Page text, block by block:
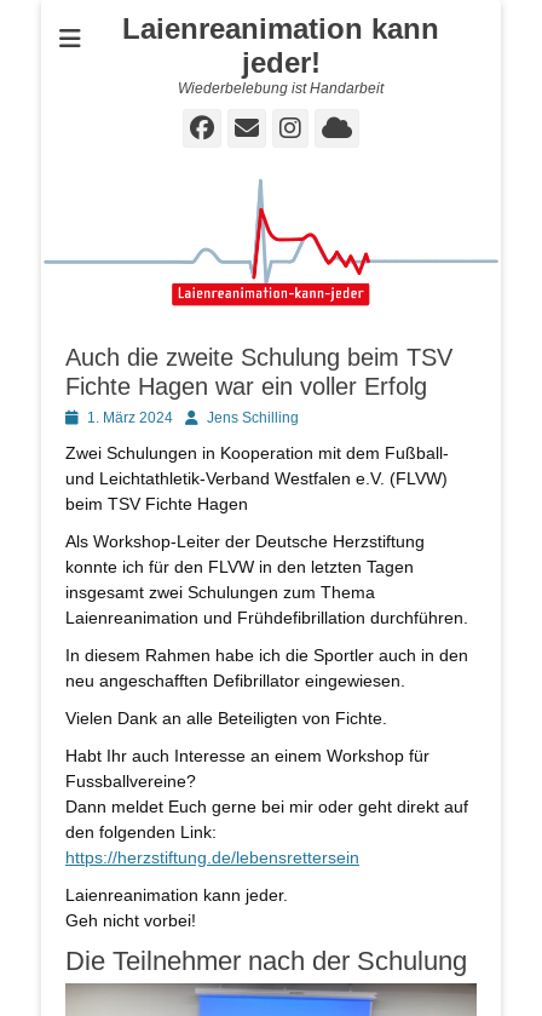
Laienreanimation kann
jeder!
Wiederbelebung ist Handarbeit
Facebook
E-
Instagram
Cloud
Auch die zweite Schulung beim TSV
Fichte Hagen war ein voller Erfolg
Posted1. März 2024 AutorJens Schilling
Zwei Schulungen in Kooperation mit dem Fußball-
und Leichtathletik-Verband Westfalen e.V. (FLVW)
beim TSV Fichte Hagen
Als Workshop-Leiter der Deutsche Herzstiftung
konnte ich für den FLVW in den letzten Tagen
insgesamt zwei Schulungen zum Thema
Laienreanimation und Frühdefibrillation durchführen.
In diesem Rahmen habe ich die Sportler auch in den
neu angeschafften Defibrillator eingewiesen.
Vielen Dank an alle Beteiligten von Fichte.
Habt Ihr auch Interesse an einem Workshop für
Fussballvereine?
Dann meldet Euch gerne bei mir oder geht direkt auf
den folgenden Link:
https://herzstiftung.de/lebensrettersein
Laienreanimation kann jeder.
Geh nicht vorbei!
Die Teilnehmer nach der Schulung